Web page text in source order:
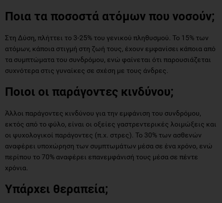
Ποια τα ποσοστά ατόμων που νοσούν;
Στη Δύση, πλήττει το 3-25% του γενικού πληθυσμού. Το 15% των
ατόμων, κάποια στιγμή στη ζωή τους, έχουν εμφανίσει κάποια από
τα συμπτώματα του συνδρόμου, ενώ φαίνεται ότι παρουσιάζεται
συχνότερα στις γυναίκες σε σχέση με τους άνδρες.
Ποιοι οι παράγοντες κινδύνου;
Άλλοι παράγοντες κινδύνου για την εμφάνιση του συνδρόμου,
εκτός από το φύλο, είναι οι οξείες γαστρεντερικές λοιμώξεις και
οι ψυχολογικοί παράγοντες (π.χ. στρες). Το 30% των ασθενών
αναφέρει υποχώρηση των συμπτωμάτων μέσα σε ένα χρόνο, ενώ
περίπου το 70% αναφέρει επανεμφάνισή τους μέσα σε πέντε
χρόνια.
Υπάρχει θεραπεία;